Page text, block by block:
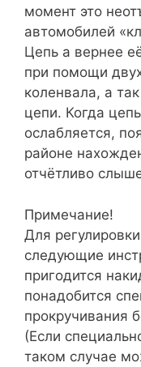
момент это
автомобилей
Цепь а вернее
при помощи
коленвала, а
цепи. Когда
ослабляется,
районе
отчётливо
Примечание!
Для
следующие
пригодится
понадобится
прокручивания
(Если
таком случае